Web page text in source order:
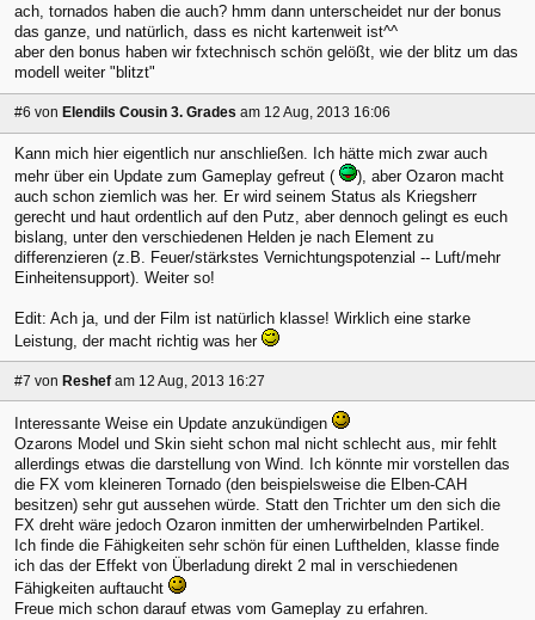
ach, tornados haben die auch? hmm dann unterscheidet nur der bonus
das ganze, und natürlich, dass es nicht kartenweit ist^^
aber den bonus haben wir fxtechnisch schön gelößt, wie der blitz um das
modell weiter "blitzt"
#6 von Elendils Cousin 3. Grades am 12 Aug, 2013 16:06
Kann mich hier eigentlich nur anschließen. Ich hätte mich zwar auch
mehr über ein Update zum Gameplay gefreut (
), aber Ozaron macht
auch schon ziemlich was her. Er wird seinem Status als Kriegsherr
gerecht und haut ordentlich auf den Putz, aber dennoch gelingt es euch
bislang, unter den verschiedenen Helden je nach Element zu
differenzieren (z.B. Feuer/stärkstes Vernichtungspotenzial -- Luft/mehr
Einheitensupport). Weiter so!
Edit: Ach ja, und der Film ist natürlich klasse! Wirklich eine starke
Leistung, der macht richtig was her
#7 von Reshef am 12 Aug, 2013 16:27
Interessante Weise ein Update anzukündigen
Ozarons Model und Skin sieht schon mal nicht schlecht aus, mir fehlt
allerdings etwas die darstellung von Wind. Ich könnte mir vorstellen das
die FX vom kleineren Tornado (den beispielsweise die Elben-CAH
besitzen) sehr gut aussehen würde. Statt den Trichter um den sich die
FX dreht wäre jedoch Ozaron inmitten der umherwirbelnden Partikel.
Ich finde die Fähigkeiten sehr schön für einen Lufthelden, klasse finde
ich das der Effekt von Überladung direkt 2 mal in verschiedenen
Fähigkeiten auftaucht
Freue mich schon darauf etwas vom Gameplay zu erfahren.